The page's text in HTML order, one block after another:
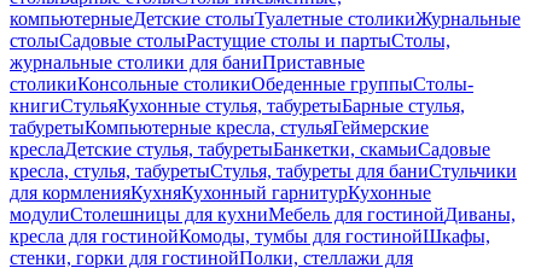
компьютерныеДетские столыТуалетные столикиЖурнальные
столыСадовые столыРастущие столы и партыСтолы,
журнальные столики для баниПриставные
столикиКонсольные столикиОбеденные группыСтолы-
книгиСтульяКухонные стулья, табуретыБарные стулья,
табуретыКомпьютерные кресла, стульяГеймерские
креслаДетские стулья, табуретыБанкетки, скамьиСадовые
кресла, стулья, табуретыСтулья, табуреты для баниСтульчики
для кормленияКухняКухонный гарнитурКухонные
модулиСтолешницы для кухниМебель для гостинойДиваны,
кресла для гостинойКомоды, тумбы для гостинойШкафы,
стенки, горки для гостинойПолки, стеллажи для